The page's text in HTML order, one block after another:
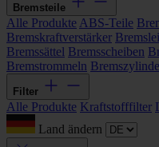
Bremsteile
Alle Produkte ABS-Teile
Bremskraftverstärker
Bremssättel Bremsscheiben
Bremstrommeln
Filter
Alle Produkte Kraftstofffilter
Land ändern